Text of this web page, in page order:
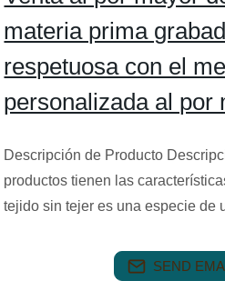
materia prima
respetuosa con el
personalizada al por
Descripción de Producto
productos tienen las
tejido sin tejer es una especie de
SEND